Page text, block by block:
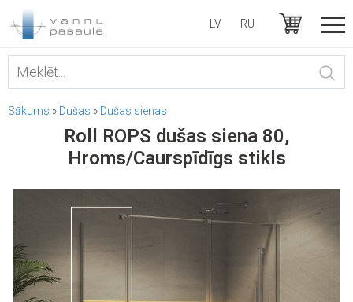
LV RU
Sākums » Dušas » Dušas sienas
Roll ROPS dušas siena 80,
Hroms/Caurspīdīgs stikls